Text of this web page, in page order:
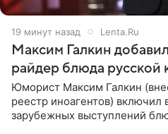
19 минут назад Lenta.Ru
Максим Галкин
райдер блюда русской
Юморист Максим Галкин
реестр иноагентов) включил
зарубежных выступлений